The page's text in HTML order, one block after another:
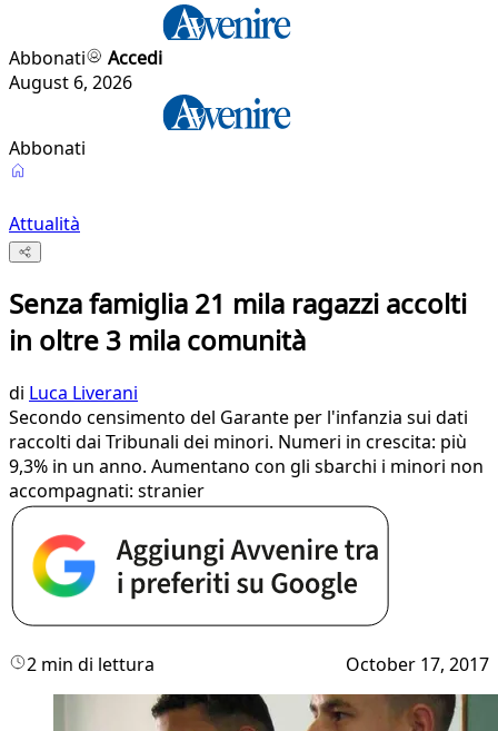
Abbonati
Accedi
August 6, 2026
Abbonati
Attualità
Senza famiglia 21 mila ragazzi accolti
in oltre 3 mila comunità
di Luca Liverani
Secondo censimento del Garante per l'infanzia sui dati
raccolti dai Tribunali dei minori. Numeri in crescita: più
9,3% in un anno. Aumentano con gli sbarchi i minori non
accompagnati: stranier
2 min di lettura October 17, 2017